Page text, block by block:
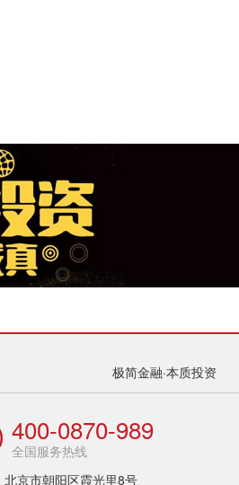
极简金融·本质投资
400-0870-989
全国服务热线
北京市朝阳区霞光里8号